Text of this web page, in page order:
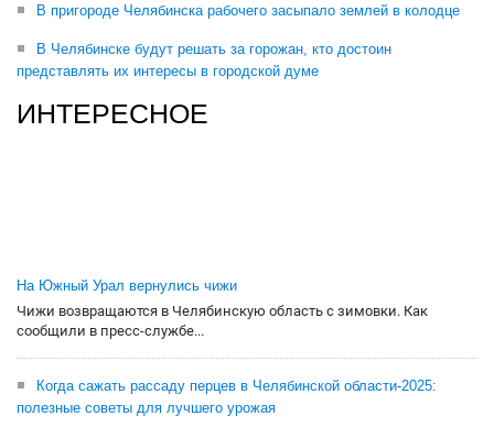
В пригороде Челябинска рабочего засыпало землей в колодце
В Челябинске будут решать за горожан, кто достоин
представлять их интересы в городской думе
ИНТЕРЕСНОЕ
На Южный Урал вернулись чижи
Чижи возвращаются в Челябинскую область с зимовки. Как
сообщили в пресс-службе...
Когда сажать рассаду перцев в Челябинской области-2025:
полезные советы для лучшего урожая